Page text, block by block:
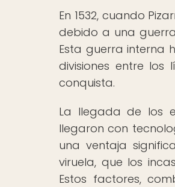
En 1532, cuando
debido a una
Esta guerra interna
divisiones entre
conquista.
La llegada de los
llegaron con
una ventaja
viruela, que los
Estos factores,